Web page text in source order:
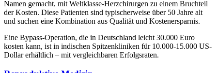
Namen gemacht, mit Weltklasse-Herzchirurgen zu einem Bruchteil
der Kosten. Diese Patienten sind typischerweise über 50 Jahre alt
und suchen eine Kombination aus Qualität und Kostenersparnis.
Eine Bypass-Operation, die in Deutschland leicht 30.000 Euro
kosten kann, ist in indischen Spitzenkliniken für 10.000-15.000 US-
Dollar erhältlich – mit vergleichbaren Erfolgsraten.